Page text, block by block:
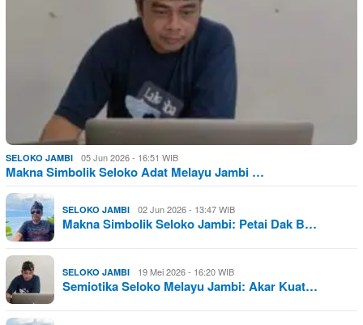
SELOKO JAMBI 05 Jun 2026 - 16:51 WIB
Makna Simbolik Seloko Adat Melayu Jambi …
SELOKO JAMBI 02 Jun 2026 - 13:47 WIB
Makna Simbolik Seloko Jambi: Petai Dak B…
SELOKO JAMBI 19 Mei 2026 - 16:20 WIB
Semiotika Seloko Melayu Jambi: Akar Kuat…